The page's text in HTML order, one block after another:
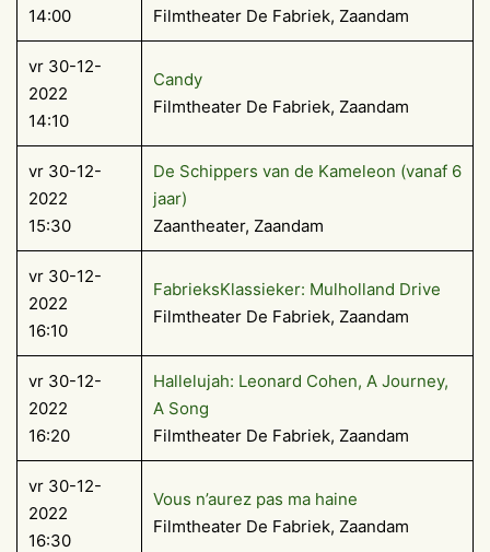
14:00
Filmtheater De Fabriek, Zaandam
vr 30-12-
2022
14:10
Candy
Filmtheater De Fabriek, Zaandam
vr 30-12-
2022
15:30
De Schippers van de Kameleon (vanaf 6
jaar)
Zaantheater, Zaandam
vr 30-12-
2022
16:10
FabrieksKlassieker: Mulholland Drive
Filmtheater De Fabriek, Zaandam
vr 30-12-
2022
16:20
Hallelujah: Leonard Cohen, A Journey,
A Song
Filmtheater De Fabriek, Zaandam
vr 30-12-
2022
16:30
Vous n’aurez pas ma haine
Filmtheater De Fabriek, Zaandam